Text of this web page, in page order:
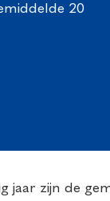
20
jaar zijn de